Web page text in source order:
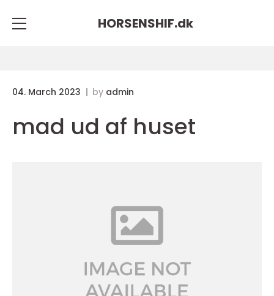
HORSENSHIF.dk
04. March 2023 by admin
mad ud af huset